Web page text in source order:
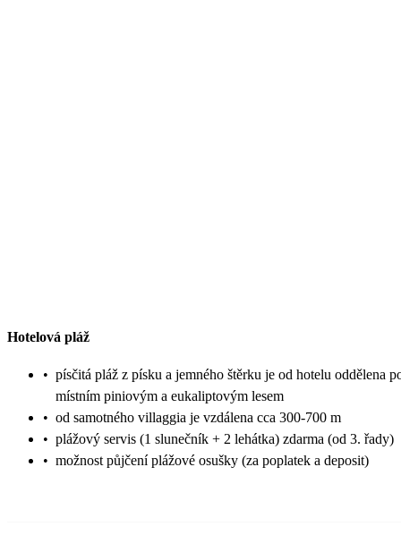
Hotelová pláž
• písčitá pláž z písku a jemného štěrku je od hotelu oddělena
místním piniovým a eukaliptovým lesem
• od samotného villaggia je vzdálena cca 300-700 m
• plážový servis (1 slunečník + 2 lehátka) zdarma (od 3. řady)
• možnost půjčení plážové osušky (za poplatek a deposit)